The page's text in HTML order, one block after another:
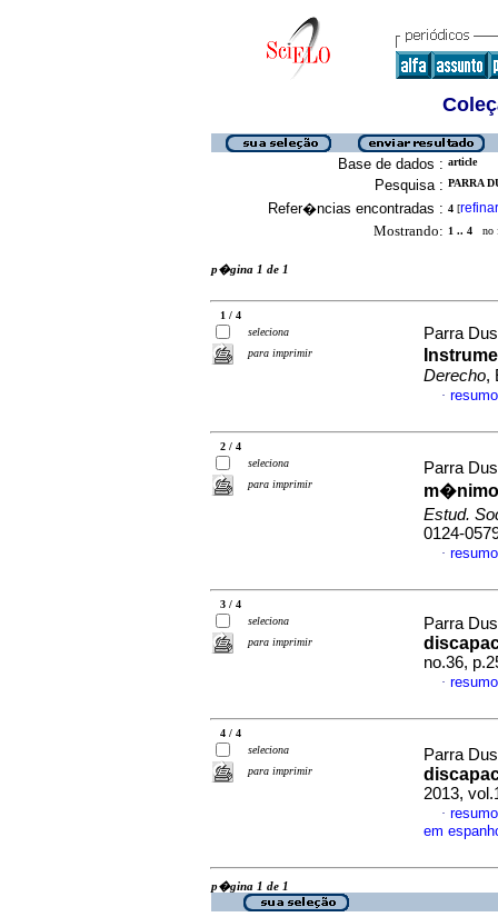
Base de dados : article
Pesquisa : PARRA
Refer�ncias encontradas : 4 [refinar
Mostrando: 1 .. 4 no
p�gina 1 de 1
1 / 4
seleciona
para imprimir
Parra
Derecho,
·
2 / 4
seleciona
para imprimir
Parra
m�nimo
Estud.
0124-
·
3 / 4
seleciona
para imprimir
Parra
no.36,
·
4 / 4
seleciona
para imprimir
Parra
2013,
·
em
p�gina 1 de 1